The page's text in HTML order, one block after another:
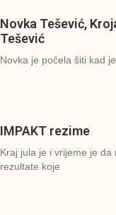
Novka Tešević,
Tešević
Novka je počela šiti kad
IMPAKT rezime
Kraj jula je i vrijeme je da
rezultate koje